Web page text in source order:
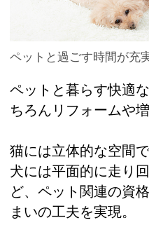
ペットと過ごす時間が充
ペットと暮らす快適
ちろんリフォームや
猫には立体的な空間
犬には平面的に走り
ど、ペット関連の資
まいの工夫を実現。